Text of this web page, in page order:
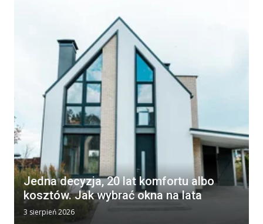
Jedna decyzja, 20 lat komfortu albo
kosztów. Jak wybrać okna na lata
3 sierpień 2026